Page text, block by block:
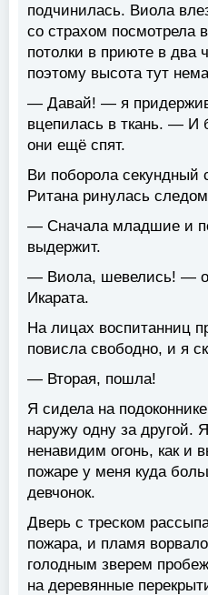
подчинилась. Виола
со страхом посмотрела
потолки в приюте в два
поэтому высота тут
— Давай! — я
вцепилась в ткань. — И
они ещё спят.
Ви поборола секундный
Ритана ринулась
— Сначала младшие и
выдержит.
— Виола, шевелись! —
Икарата.
На лицах воспитанниц
повисла свободно, и я
— Вторая, пошла!
Я сидела на
наружу одну за другой.
ненавидим огонь, как и
пожаре у меня куда
девчонок.
Дверь с треском
пожара, и пламя
голодным зверем
на деревянные